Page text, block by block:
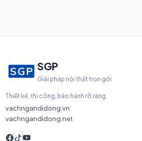
SGP
Giải pháp nội thất trọn gói
Thiết kế, thi công, bảo hành rõ ràng.
vachngandidong.vn
vachngandidong.net